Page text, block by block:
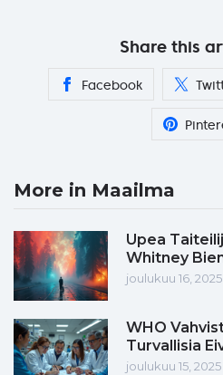
Share this
Facebook
More in Maailma
Upea
Whitney
joulukuu 16, 2025
WHO
Turvallisia
joulukuu 15, 2025